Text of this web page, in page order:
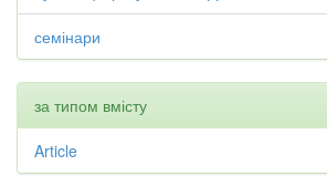
семінари
за типом вмісту
Article